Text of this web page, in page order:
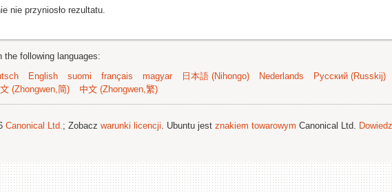
nie przyniosło rezultatu.
following languages:
English suomi français magyar 日本語 (Nihongo) Nederlands Русский (Russkij)
(Zhongwen,简) 中文 (Zhongwen,繁)
Canonical Ltd.; Zobacz warunki licencji. Ubuntu jest znakiem towarowym Canonical Ltd.